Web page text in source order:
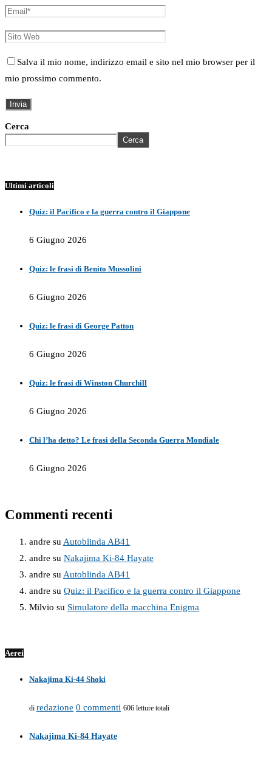
Salva il mio nome, indirizzo email e sito nel mio browser per il
mio prossimo commento.
Cerca
Cerca
Ultimi articoli
Quiz: il Pacifico e la guerra contro il Giappone
6 Giugno 2026
Quiz: le frasi di Benito Mussolini
6 Giugno 2026
Quiz: le frasi di George Patton
6 Giugno 2026
Quiz: le frasi di Winston Churchill
6 Giugno 2026
Chi l’ha detto? Le frasi della Seconda Guerra Mondiale
6 Giugno 2026
Commenti recenti
andre su Autoblinda AB41
andre su Nakajima Ki-84 Hayate
andre su Autoblinda AB41
andre su Quiz: il Pacifico e la guerra contro il Giappone
Milvio su Simulatore della macchina Enigma
Aerei
Nakajima Ki-44 Shoki
di redazione 0 commenti 606 letture totali
Nakajima Ki-84 Hayate